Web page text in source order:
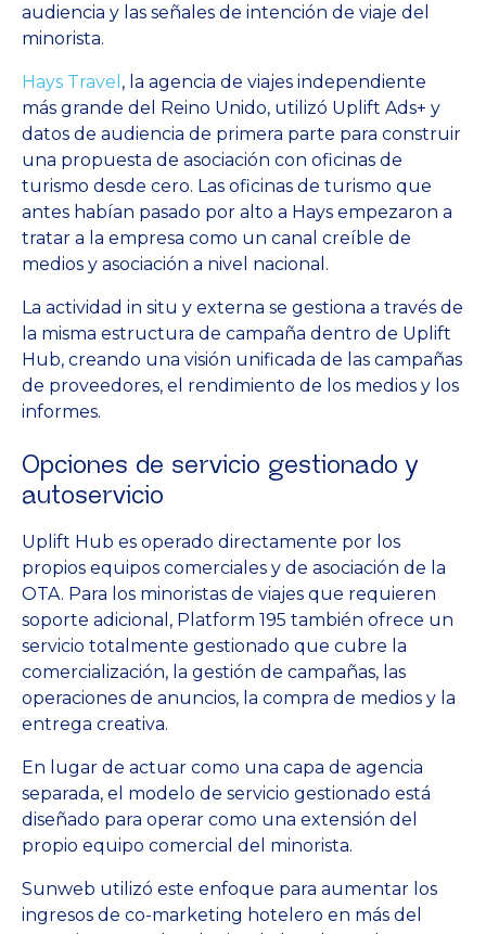
audiencia y las señales de intención de viaje del
minorista.
Hays Travel , la agencia de viajes independiente
más grande del Reino Unido, utilizó Uplift Ads+ y
datos de audiencia de primera parte para construir
una propuesta de asociación con oficinas de
turismo desde cero. Las oficinas de turismo que
antes habían pasado por alto a Hays empezaron a
tratar a la empresa como un canal creíble de
medios y asociación a nivel nacional.
La actividad in situ y externa se gestiona a través de
la misma estructura de campaña dentro de Uplift
Hub, creando una visión unificada de las campañas
de proveedores, el rendimiento de los medios y los
informes.
Opciones de servicio gestionado y
autoservicio
Uplift Hub es operado directamente por los
propios equipos comerciales y de asociación de la
OTA. Para los minoristas de viajes que requieren
soporte adicional, Platform 195 también ofrece un
servicio totalmente gestionado que cubre la
comercialización, la gestión de campañas, las
operaciones de anuncios, la compra de medios y la
entrega creativa.
En lugar de actuar como una capa de agencia
separada, el modelo de servicio gestionado está
diseñado para operar como una extensión del
propio equipo comercial del minorista.
Sunweb utilizó este enfoque para aumentar los
ingresos de co-marketing hotelero en más del